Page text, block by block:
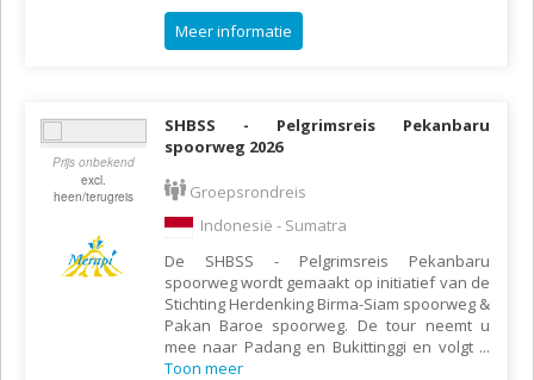
Meer informatie
Prijs onbekend
excl.
heen/terugreis
SHBSS - Pelgrimsreis Pekanbaru
spoorweg 2026
Groepsrondreis
Indonesië - Sumatra
De SHBSS - Pelgrimsreis Pekanbaru
spoorweg wordt gemaakt op initiatief van de
Stichting Herdenking Birma-Siam spoorweg &
Pakan Baroe spoorweg. De tour neemt u
mee naar Padang en Bukittinggi en volgt ...
Toon meer